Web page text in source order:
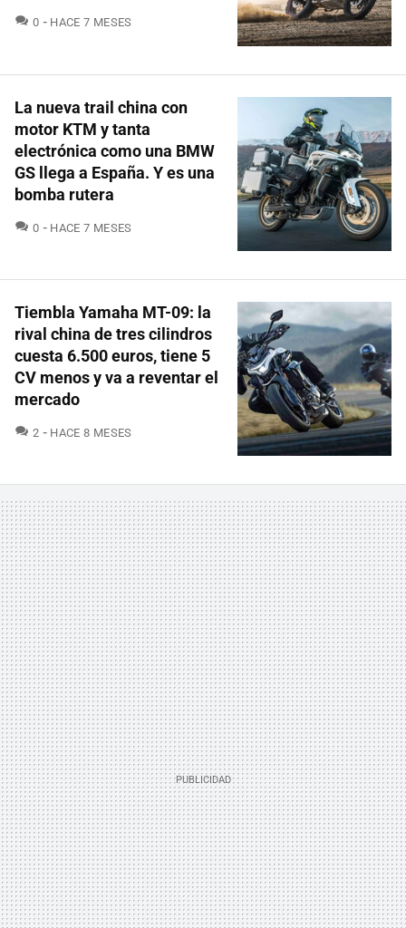
0 COMENTARIOS
HACE 7 MESES
La nueva trail china con
motor KTM y tanta
electrónica como una BMW
GS llega a España. Y es una
bomba rutera
0 COMENTARIOS
HACE 7 MESES
Tiembla Yamaha MT-09: la
rival china de tres cilindros
cuesta 6.500 euros, tiene 5
CV menos y va a reventar el
mercado
2 COMENTARIOS
HACE 8 MESES